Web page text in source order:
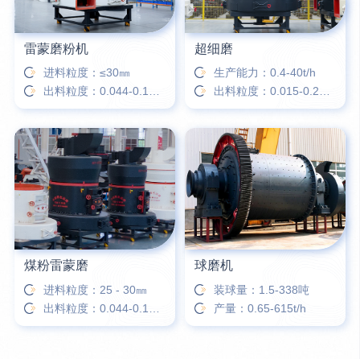
雷蒙磨粉机
进料粒度：≤30㎜
超细磨
生产能力：0.4-40t/h
煤粉雷蒙磨
进料粒度：25 - 30㎜
球磨机
装球量：1.5-338吨
产量：0.65-615t/h